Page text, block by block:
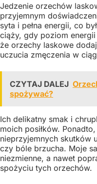
Jedzenie orzechów
przyjemnym
syta i pełna energii, co
ciąży, gdy poziom energii
że orzechy laskowe
uczucia zmęczenia w
CZYTAJ DALEJ
spożywać?
Ich delikatny smak i
moich posiłków.
nieprzyjemnych skutków
czy bóle brzucha. Moje
niezmienne, a nawet
spożyciu tych orzechów.